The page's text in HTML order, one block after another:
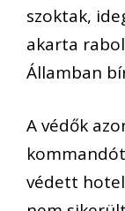
szoktak,
akarta
Államban
A védők
védett